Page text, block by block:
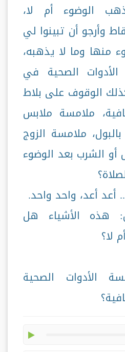
الوضوء أم لا،
وأرجو أن تبينوا لي
منها وما لا يذهبه،
الصحية في
الوقوف على بلاط
ملامسة ملابس
ملامسة الزوج
أو الشرب بعد الوضوء
أعد أعد، واحد واحد.
هذه الأشياء هل
لا؟
الأدوات الصحية